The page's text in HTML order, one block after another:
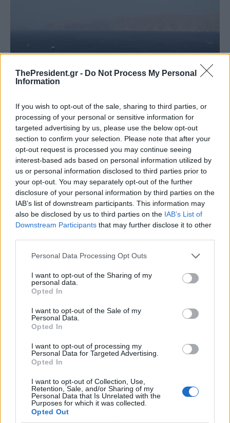
ThePresident.gr - Do Not Process My Personal
Information
If you wish to opt-out of the sale, sharing to third parties, or
processing of your personal or sensitive information for
targeted advertising by us, please use the below opt-out
section to confirm your selection. Please note that after your
opt-out request is processed you may continue seeing
interest-based ads based on personal information utilized by
us or personal information disclosed to third parties prior to
your opt-out. You may separately opt-out of the further
disclosure of your personal information by third parties on the
IAB’s list of downstream participants. This information may
also be disclosed by us to third parties on the IAB’s List of
Downstream Participants that may further disclose it to other
Personal Data Processing Opt Outs
I want to opt-out of the Sharing of my
personal data.
Opted In
I want to opt-out of the Sale of my
Personal Data.
Opted In
I want to opt-out of processing my
Personal Data for Targeted Advertising.
Opted In
I want to opt-out of Collection, Use,
Retention, Sale, and/or Sharing of my
Personal Data that Is Unrelated with the
Purposes for which it was collected.
Opted Out